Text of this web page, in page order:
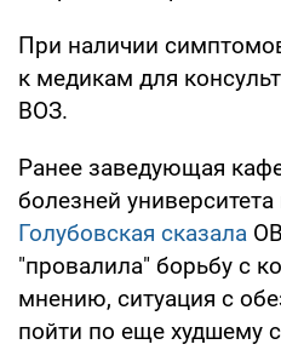
При наличии
к медикам для
ВОЗ.
Ранее заведующая
болезней
Голубовская сказала
"провалила" борьбу с
мнению, ситуация с
пойти по еще худшему